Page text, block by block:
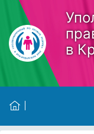
Skip to main content
в